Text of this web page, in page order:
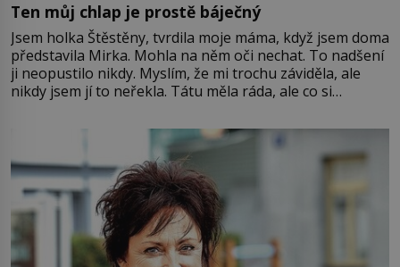
Ten můj chlap je prostě báječný
Jsem holka Štěstěny, tvrdila moje máma, když jsem doma
představila Mirka. Mohla na něm oči nechat. To nadšení
ji neopustilo nikdy. Myslím, že mi trochu záviděla, ale
nikdy jsem jí to neřekla. Tátu měla ráda, ale co si
Jsme spolu moc rádi Tehdy byla jiná doba, když